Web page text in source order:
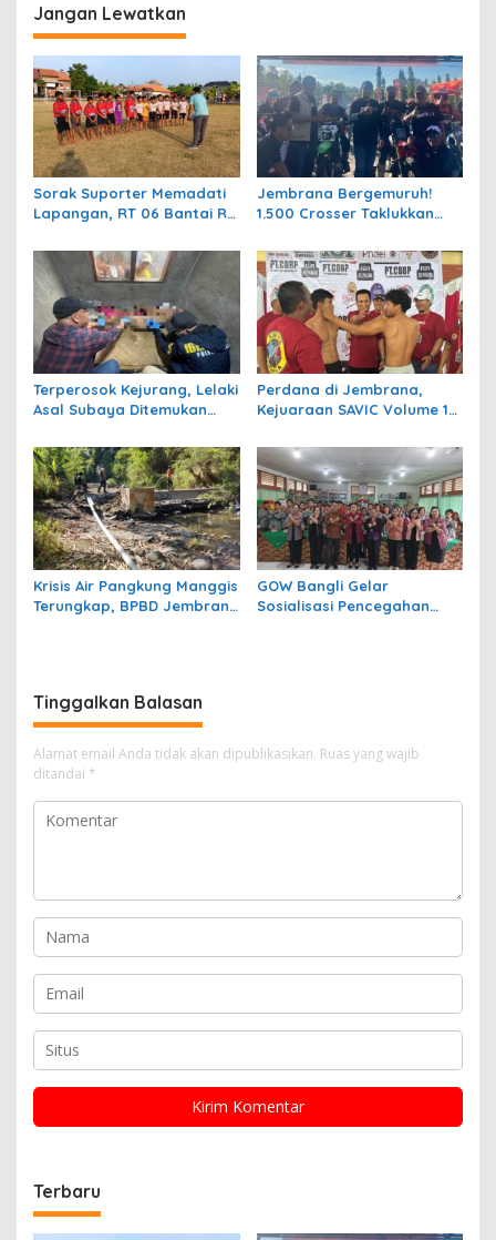
a
s
i
p
o
s
Jangan Lewatkan
Sorak Suporter Memadati
Lapangan, RT 06 Bantai RT
Bergengsi Desa Bumiharja
Jembrana Bergemuruh!
1.500 Crosser Taklukkan
Kota Negara ke-131
Terperosok Kejurang, Lelaki
Asal Subaya Ditemukan
Pohon Juwet
Perdana di Jembrana,
Kejuaraan SAVIC Volume 1
Bali
Krisis Air Pangkung Manggis
Terungkap, BPBD Jembrana
GOW Bangli Gelar
Sosialisasi Pencegahan
Tinggalkan Balasan
Alamat email Anda tidak akan dipublikasikan. Ruas yang wajib
ditandai *
Terbaru